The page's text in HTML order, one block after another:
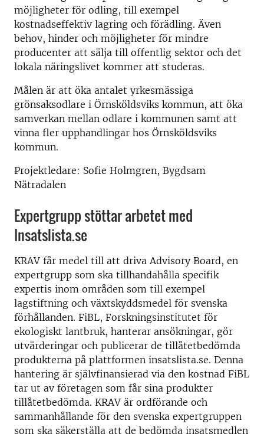
möjligheter för odling, till exempel
kostnadseffektiv lagring och förädling. Även
behov, hinder och möjligheter för mindre
producenter att sälja till offentlig sektor och det
lokala näringslivet kommer att studeras.
Målen är att öka antalet yrkesmässiga
grönsaksodlare i Örnsköldsviks kommun, att öka
samverkan mellan odlare i kommunen samt att
vinna fler upphandlingar hos Örnsköldsviks
kommun.
Projektledare: Sofie Holmgren, Bygdsam
Nätradalen
Expertgrupp stöttar arbetet med
Insatslista.se
KRAV får medel till att driva Advisory Board, en
expertgrupp som ska tillhandahålla specifik
expertis inom områden som till exempel
lagstiftning och växtskyddsmedel för svenska
förhållanden. FiBL, Forskningsinstitutet för
ekologiskt lantbruk, hanterar ansökningar, gör
utvärderingar och publicerar de tillåtetbedömda
produkterna på plattformen insatslista.se. Denna
hantering är självfinansierad via den kostnad FiBL
tar ut av företagen som får sina produkter
tillåtetbedömda. KRAV är ordförande och
sammanhållande för den svenska expertgruppen
som ska säkerställa att de bedömda insatsmedlen